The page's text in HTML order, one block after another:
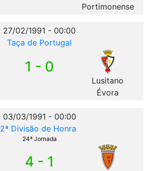
Portimonense
27/02/1991 - 00:00
Taça de Portugal
1 - 0
Lusitano
Évora
03/03/1991 - 00:00
2ª Divisão de Honra
24ª Jornada
4 - 1